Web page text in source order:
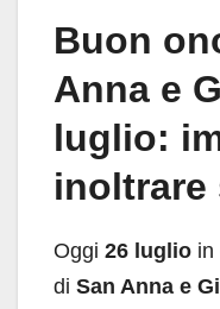
Buon
Anna e
luglio:
inoltrare
Oggi 26 luglio in
di San Anna e